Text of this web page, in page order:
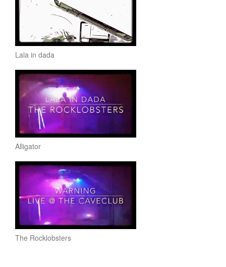
Lala in dada
Alligator
The Rocklobsters